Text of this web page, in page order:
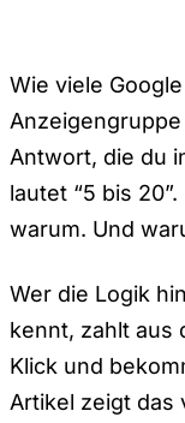
Wie viele
Antwort, die du
lautet “5 bis
warum. Und
Wer die Logik
kennt, zahlt aus
Klick und
Artikel zeigt das